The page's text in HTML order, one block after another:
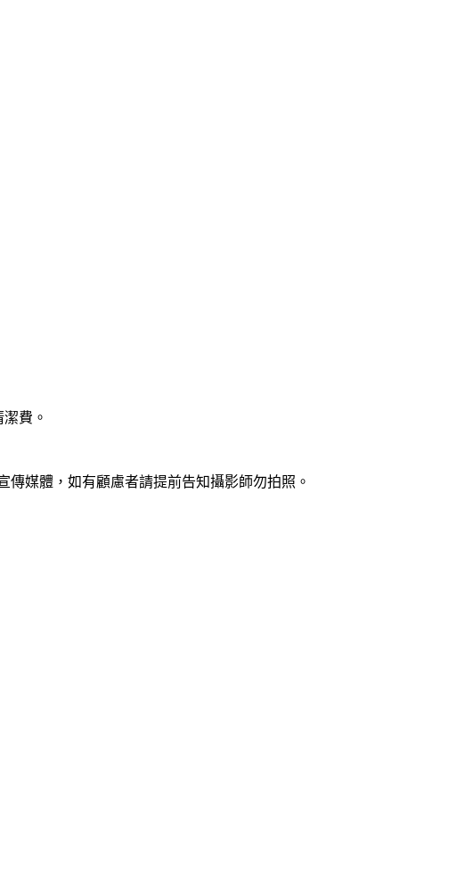
費。
媒體，如有顧慮者請提前告知攝影師勿拍照。